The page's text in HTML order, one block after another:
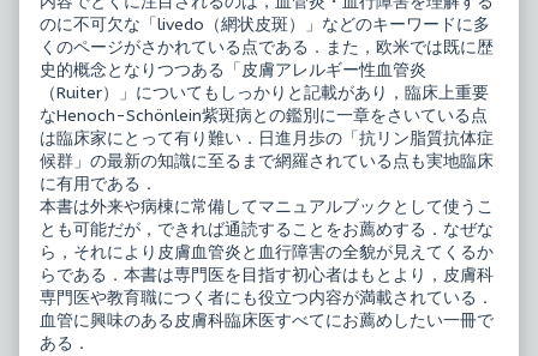
のに不可欠な「livedo（網状皮斑）」などのキーワードに多
くのページがさかれている点である．また，欧米では既に歴
史的概念となりつつある「皮膚アレルギー性血管炎
（Ruiter）」についてもしっかりと記載があり，臨床上重要
なHenoch-Schönlein紫斑病との鑑別に一章をさいている点
は臨床家にとって有り難い．日進月歩の「抗リン脂質抗体症
候群」の最新の知識に至るまで網羅されている点も実地臨床
に有用である．
本書は外来や病棟に常備してマニュアルブックとして使うこ
とも可能だが，できれば通読することをお薦めする．なぜな
ら，それにより皮膚血管炎と血行障害の全貌が見えてくるか
らである．本書は専門医を目指す初心者はもとより，皮膚科
専門医や教育職につく者にも役立つ内容が満載されている．
血管に興味のある皮膚科臨床医すべてにお薦めしたい一冊で
ある．